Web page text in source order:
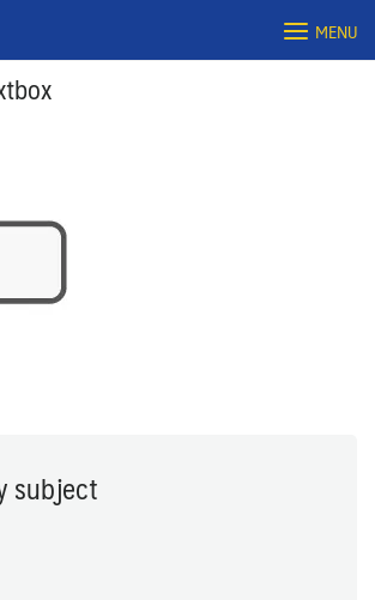
MENU
subject